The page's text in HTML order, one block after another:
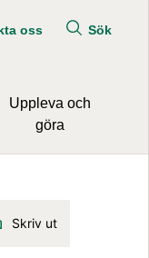
oss Sök
Uppleva och
göra
Skriv ut